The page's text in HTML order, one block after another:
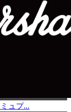
ュプ...